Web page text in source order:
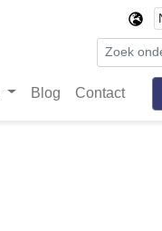
Blog Contact